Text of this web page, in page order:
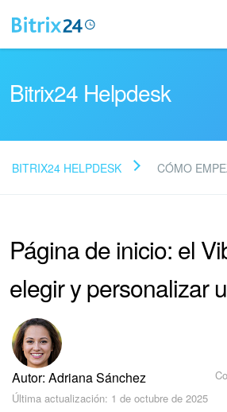
NUEVO
Soporte de Bitrix24
Registro e inicio de sesión en
Seguridad
Planes y pagos
Bitrix24 Helpdesk
BITRIX24 HELPDESK CÓMO
Página de inicio: el
elegir y personalizar
Autor: Adriana Sánchez
Última actualización: 1 de octubre de 2025